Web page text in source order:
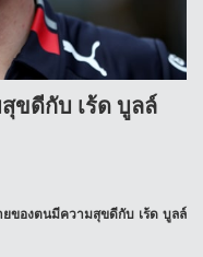
ขดีกับ เร้ด บูลล์
ของตนมีความสุขดีกับ เร้ด บูลล์